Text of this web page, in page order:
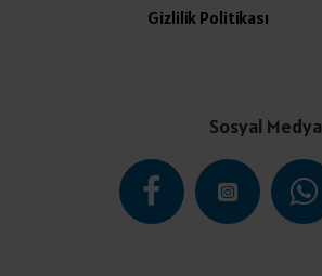
Gizlilik Politikası
Sosyal Medya